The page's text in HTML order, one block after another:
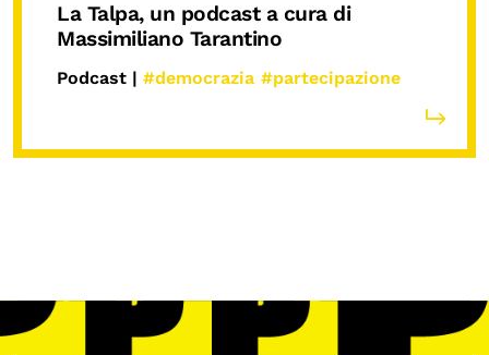
La Talpa, un podcast a cura di
Massimiliano Tarantino
Podcast | #democrazia #partecipazione